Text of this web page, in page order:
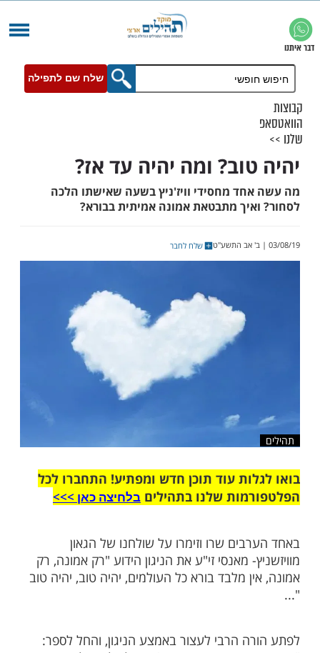
שלח שם לתפילה
ומה יהיה עד אז?
מחסידי וויז'ניץ בשעה שאישתו הלכה
מתבטאת אמונה אמיתית בבורא?
שלח לחבר
עוד תוכן חדש ומפתיע! התחברו לכל